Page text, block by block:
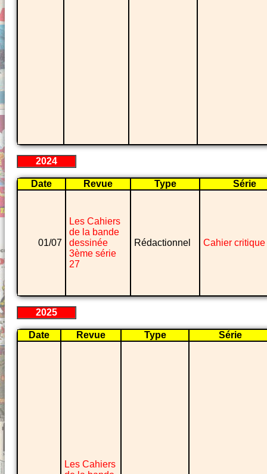
2024
Date Revue Type Série
01/07
Les Cahiers
de la bande
dessinée
3ème série
27
Rédactionnel Cahier critique
2025
Date Revue Type Série
Les Cahiers